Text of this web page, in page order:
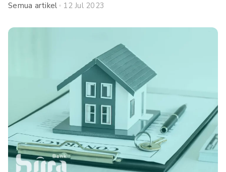
Kehabisan!
Semua artikel 12 Jul 2023